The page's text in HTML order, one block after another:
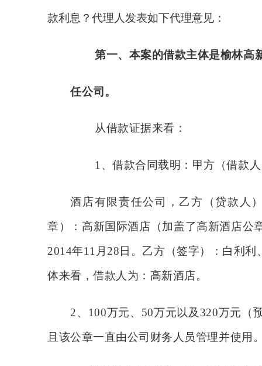
款利息？代理人发表如下代理意见：
第一、 本案的借款主体是榆林高
任公司。
从借款证据来看：
1、借款合同载明：甲方（借款
酒店有限责任公司，乙方（贷款人
章）：高新国际酒店（加盖了高新酒店公
2014年11月28日。乙方（签字）：白利
体来看，借款人为：高新酒店。
2、100万元、50万元以及320万元（
且该公章一直由公司财务人员管理并使用